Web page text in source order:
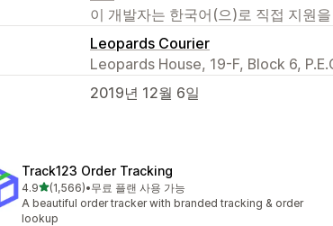
이 개발자는 한국어(으)로 직접 지원
Leopards Courier
Leopards House, 19-F, Block 6,
2019년 12월 6일
Track123 Order Tracking
4.9별 5개 중
(1,566)
총 리뷰 1566개
•무료 플랜 사용 가능
A beautiful order tracker with branded tracking & order
lookup